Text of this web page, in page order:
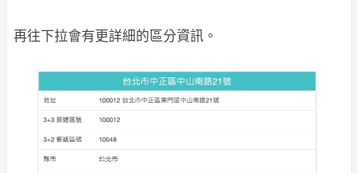
再往下拉會有更詳細的區分資訊。